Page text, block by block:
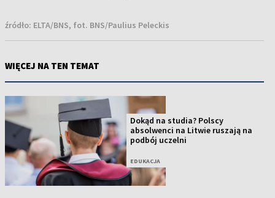
źródło: ELTA/BNS, fot. BNS/Paulius Peleckis
WIĘCEJ NA TEN TEMAT
Dokąd na studia? Polscy
absolwenci na Litwie ruszają na
podbój uczelni
EDUKACJA